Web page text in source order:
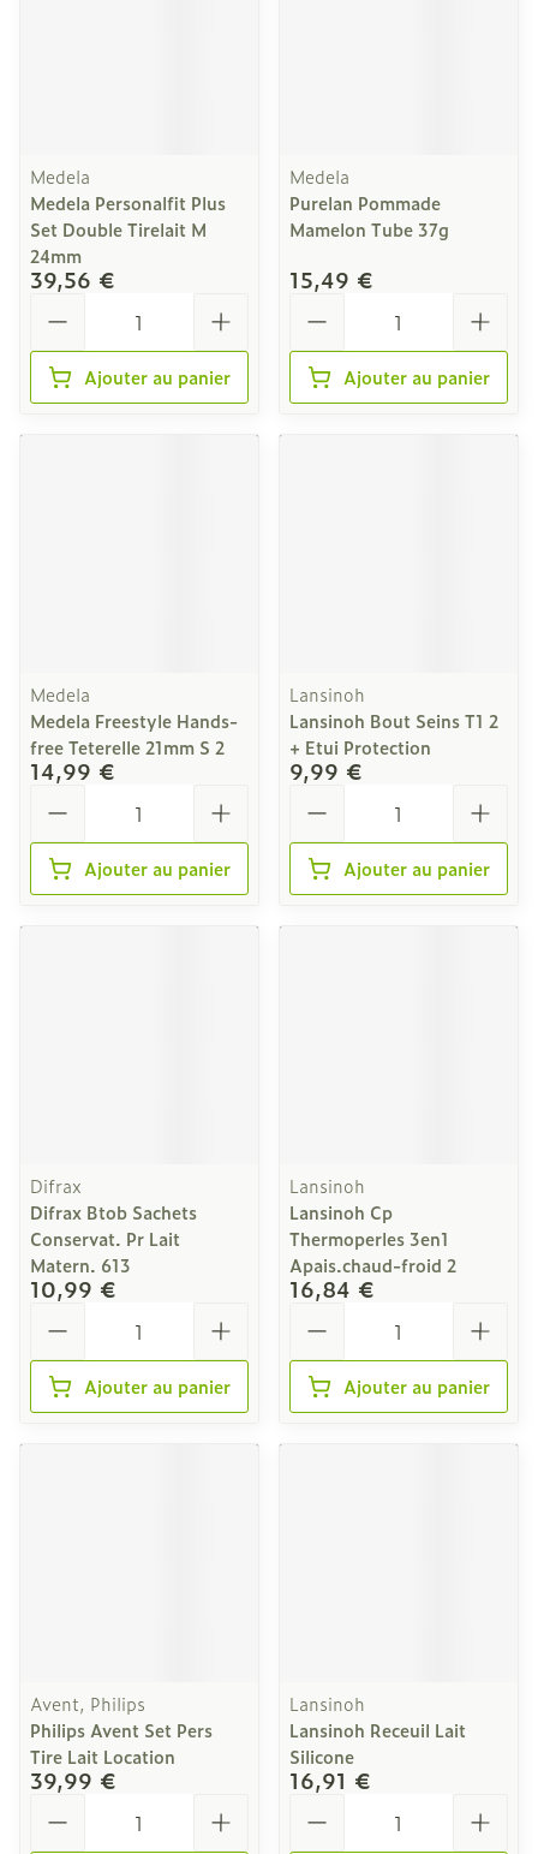
Medela
Medela Personalfit Plus
Set Double Tirelait M
24mm
39,56 €
Ajouter au panier
Medela
Purelan Pommade
Mamelon Tube 37g
15,49 €
Ajouter au panier
Medela
Medela Freestyle Hands-
free Teterelle 21mm S 2
14,99 €
Ajouter au panier
Lansinoh
Lansinoh Bout Seins T1 2
+ Etui Protection
9,99 €
Ajouter au panier
Difrax
Difrax Btob Sachets
Conservat. Pr Lait
Matern. 613
10,99 €
Ajouter au panier
Lansinoh
Lansinoh Cp
Thermoperles 3en1
Apais.chaud-froid 2
16,84 €
Ajouter au panier
Avent, Philips
Philips Avent Set Pers
Tire Lait Location
39,99 €
Lansinoh
Lansinoh Receuil Lait
Silicone
16,91 €